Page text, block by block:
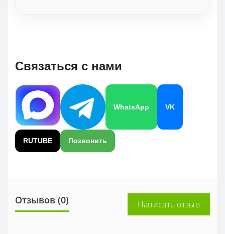
Связаться с нами
WhatsApp VK
RUTUBE Позвонить
Отзывов (0) Написать отзыв